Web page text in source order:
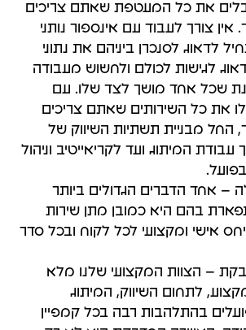
את כל המעטפת שאתם צריכים
צורך לעבוד עם אינספור נותני
לדאוג לסנכרן ביניהם את נתוני
לגישות לכולם ולחשוש מעבודה
שכל אחד מושך לצד שלו. עם
את כל השירותים שאתם צריכים
החל מבניית תשתיות השיווק של
המיתוג ועד לקריאייטיב וניהול
– אחד הדברים הגדולים ביותר
בהם היא כמובן מתן שירות
אישי ומקצועי לכל לקוח ובכל סדר
– הצוות המקצועי שלנו מלא
לתחום השיווק, המיתוג
בהתלהבות רבה בכל קמפיין